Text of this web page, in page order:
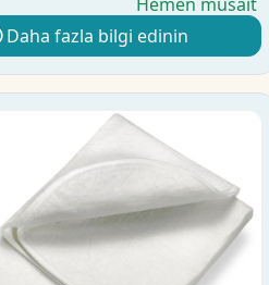
Daha fazla bilgi edinin